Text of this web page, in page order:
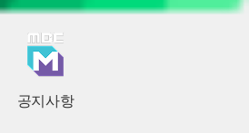
공지사항